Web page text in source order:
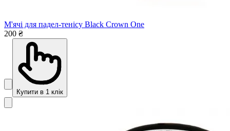
М'ячі для падел-тенісу Black Crown One
200 ₴
Купити в 1 клік